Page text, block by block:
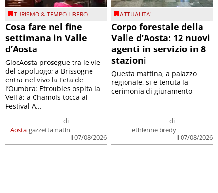
TURISMO & TEMPO LIBERO
Cosa fare nel fine
settimana in Valle
d’Aosta
Aosta
di
gazzettamatin
il 07/08/2026
GiocAosta prosegue tra le vie
del capoluogo; a Brissogne
entra nel vivo la Feta de
l’Oumbra; Etroubles ospita la
Veillà; a Chamois tocca al
Festival A...
ATTUALITA'
Corpo forestale della
Valle d’Aosta: 12 nuovi
agenti in servizio in 8
stazioni
di
ethienne bredy
il 07/08/2026
Questa mattina, a palazzo
regionale, si è tenuta la
cerimonia di giuramento